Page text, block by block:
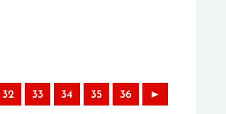
32 33 34 35 36 ►